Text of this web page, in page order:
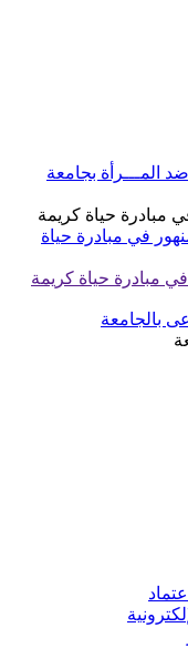
المـــرأة بجامعة
مبادرة حياة كريمة
في مبادرة حياة
مبادرة حياة كريمة
بالجامعة